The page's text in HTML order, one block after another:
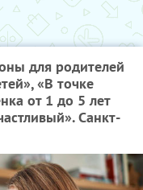
для родителей
«В точке
от 1 до 5 лет
Санкт-